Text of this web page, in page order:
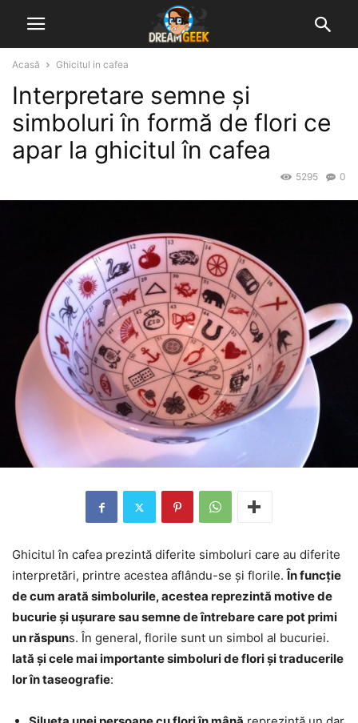
Acasă Ghicitul in cafea
Interpretare semne și
simboluri în formă de flori ce
apar la ghicitul în cafea
0
5295
Ghicitul în cafea prezintă diferite simboluri care au diferite
interpretări, printre acestea aflându-se și florile.În funcție
de cum arată simbolurile, acestea reprezintă motive de
bucurie și ușurare sau semne de întrebare care pot primi
un răspuns. În general, florile sunt un simbol al bucuriei.
Iată și cele mai importante simboluri de flori și traducerile
lor în taseografie: